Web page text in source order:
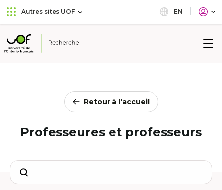
Aller
au
principal
Passer
au
Autres sites UOF EN
Université
Retour à l'accueil
Professeures et professeurs
Search